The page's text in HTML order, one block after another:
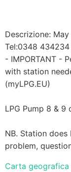
Descrizione:
Tel:0348 434234
- IMPORTANT -
with station
(myLPG.EU)
LPG Pump 8 & 9
NB. Station
problem,
Carta geografica